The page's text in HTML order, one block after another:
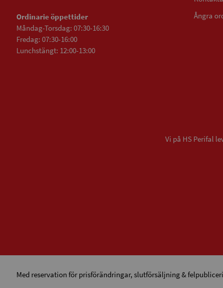
Ordinarie öppettider
Måndag-Torsdag: 07:30-16:30
Fredag: 07:30-16:00
Lunchstängt: 12:00-13:00
Ångra
Vi på HS Perifal
Med reservation för prisförändringar, slutförsäljning &